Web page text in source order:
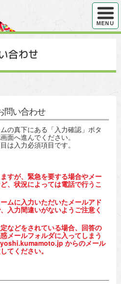
ハンバ
MENU
合わせ
問い合わせ
の真下にある「入力確認」ボタ
面へ進んでください。
は入力必須項目です。
すが、緊急を要する場合やメー
、状況によっては電話で行うこ
ムに入力いただいたメールアド
入力間違いがないようご注意く
などをされている場合、回答の
メールフォルダに入ってしまう
からのメール
てください。